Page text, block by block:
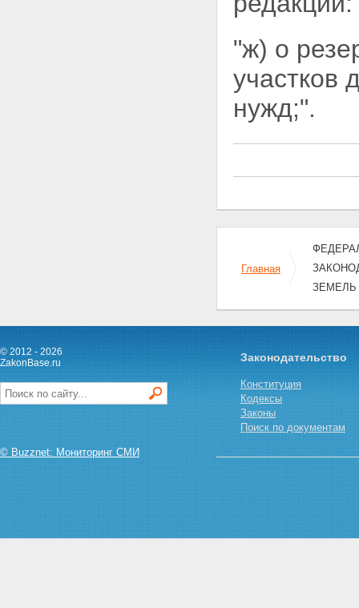
"ж) о
участков
нужд;".
Главная
ЗЕМЕЛЬ
© 2012 - 2026
ZakonBase.ru
© Buzznet: Мониторинг СМИ
Законодательство
Конституция
Кодексы
Законы
Поиск по документам